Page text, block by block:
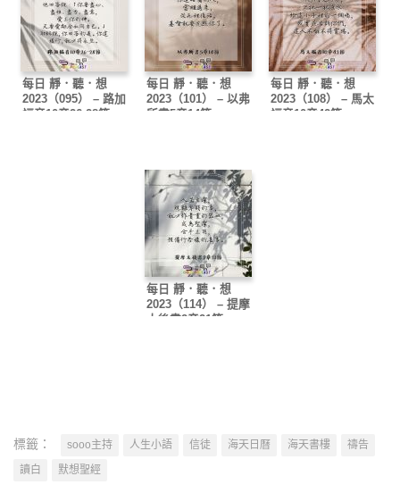
每日 靜．聽．想
2023（095） – 路加
福音10章26-28節
每日 靜．聽．想
2023（101） – 以弗
所書5章14節
每日 靜．聽．想
2023（108） – 馬太
福音10章42節
每日 靜．聽．想
2023（114） – 提摩
太後書2章21節
標籤： sooo主持 人生小語 信徒 海天日曆 海天書樓
禱告
讀白
默想聖經